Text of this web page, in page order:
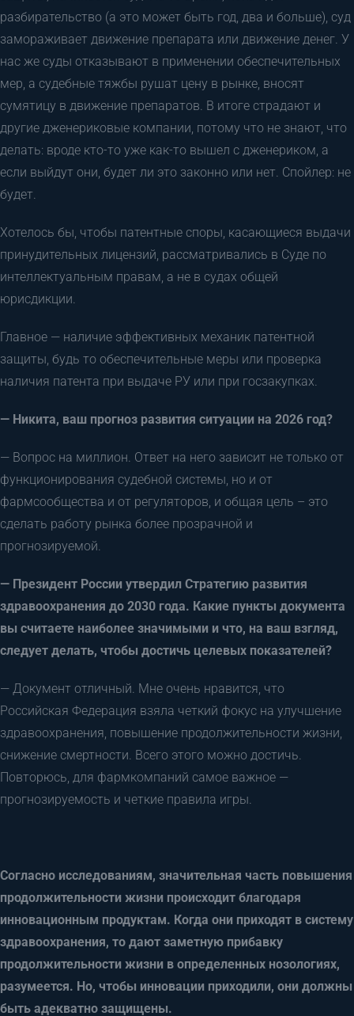
разбирательство (а это может быть год, два и больше), суд
замораживает движение препарата или движение денег. У
нас же суды отказывают в применении обеспечительных
мер, а судебные тяжбы рушат цену в рынке, вносят
сумятицу в движение препаратов. В итоге страдают и
другие дженериковые компании, потому что не знают, что
делать: вроде кто-то уже как-то вышел с дженериком, а
если выйдут они, будет ли это законно или нет. Спойлер: не
будет.
Хотелось бы, чтобы патентные споры, касающиеся выдачи
принудительных лицензий, рассматривались в Суде по
интеллектуальным правам, а не в судах общей
юрисдикции.
Главное — наличие эффективных механик патентной
защиты, будь то обеспечительные меры или проверка
наличия патента при выдаче РУ или при госзакупках.
— Никита, ваш прогноз развития ситуации на 2026 год?
— Вопрос на миллион. Ответ на него зависит не только от
функционирования судебной системы, но и от
фармсообщества и от регуляторов, и общая цель – это
сделать работу рынка более прозрачной и
прогнозируемой.
— Президент России утвердил Стратегию развития
здравоохранения до 2030 года. Какие пункты документа
вы считаете наиболее значимыми и что, на ваш взгляд,
следует делать, чтобы достичь целевых показателей?
— Документ отличный. Мне очень нравится, что
Российская Федерация взяла четкий фокус на улучшение
здравоохранения, повышение продолжительности жизни,
снижение смертности. Всего этого можно достичь.
Повторюсь, для фармкомпаний самое важное —
прогнозируемость и четкие правила игры.
Согласно исследованиям, значительная часть повышения
продолжительности жизни происходит благодаря
инновационным продуктам. Когда они приходят в систему
здравоохранения, то дают заметную прибавку
продолжительности жизни в определенных нозологиях,
разумеется. Но, чтобы инновации приходили, они должны
быть адекватно защищены.